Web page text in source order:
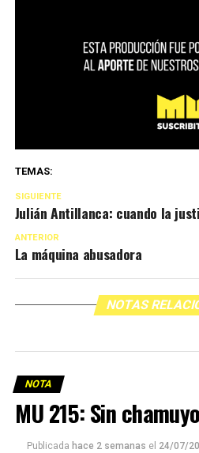
TEMAS:
SIGUIENTE
Julián Antillanca: cuando la
ANTERIOR
La máquina abusadora
NOTAS
NOTA
MU 215: Sin chamuyo
Publicada hace 2 semanas el 24/07/